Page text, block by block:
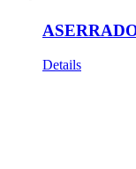
Details